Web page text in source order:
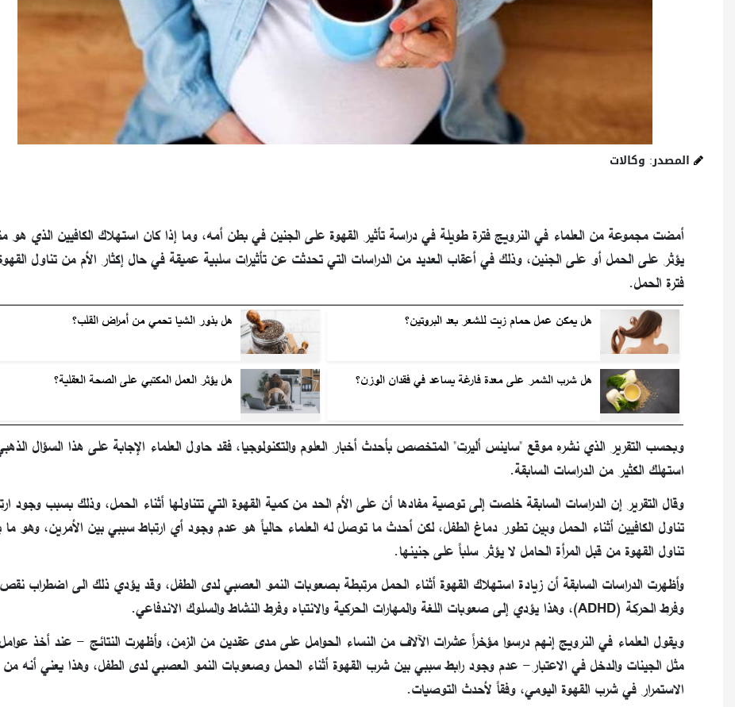
المصدر: وكالات
أمضت مجموعة من العلماء في النرويج فترة طويلة في دراسة تأثير القهوة على الجنين في بطن أمه، وما إذا كان استهلاك الكافيين الذي هو
يؤثر على الحمل أو على الجنين، وذلك في أعقاب العديد من الدراسات التي تحدثت عن تأثيرات سلبية عميقة في حال إكثار الأم من تناول
فترة الحمل.
هل يمكن عمل حمام زيت للشعر بعد البروتين؟ هل بذور الشيا تحمي من أمراض القلب؟
هل شرب الشمر على معدة فارغة يساعد في فقدان الوزن؟ هل يؤثر العمل المكتبي على الصحة العقلية؟
وبحسب التقرير الذي نشره موقع "ساينس أليرت" المتخصص بأحدث أخبار العلوم والتكنولوجيا، فقد حاول العلماء الإجابة على هذا السؤال
استهلك الكثير من الدراسات السابقة.
وقال التقرير إن الدراسات السابقة خلصت إلى توصية مفادها أن على الأم الحد من كمية القهوة التي تتناولها أثناء الحمل، وذلك بسبب وجود
تناول الكافيين أثناء الحمل وبين تطور دماغ الطفل، لكن أحدث ما توصل له العلماء حالياً هو عدم وجود أي ارتباط سببي بين الأمرين، وهو
تناول القهوة من قبل المرأة الحامل لا يؤثر سلباً على جنينها.
وأظهرت الدراسات السابقة أن زيادة استهلاك القهوة أثناء الحمل مرتبطة بصعوبات النمو العصبي لدى الطفل، وقد يؤدي ذلك الى اضطراب نقص
وفرط الحركة (ADHD)، وهذا يؤدي إلى صعوبات اللغة والمهارات الحركية والانتباه وفرط النشاط والسلوك الاندفاعي.
ويقول العلماء في النرويج إنهم درسوا مؤخراً عشرات الآلاف من النساء الحوامل على مدى عقدين من الزمن، وأظهرت النتائج - عند أخذ
مثل الجينات والدخل في الاعتبار- عدم وجود رابط سببي بين شرب القهوة أثناء الحمل وصعوبات النمو العصبي لدى الطفل، وهذا يعني أنه من
الاستمرار في شرب القهوة اليومي، وفقاً لأحدث التوصيات.